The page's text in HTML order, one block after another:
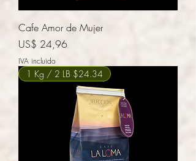
Cafe Amor de Mujer
Precio
US$ 24,96
IVA incluido
1 Kg / 2 LB $24.34